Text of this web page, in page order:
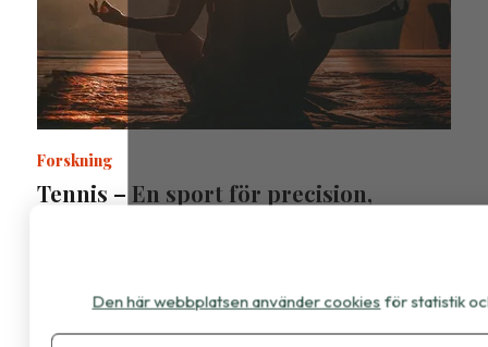
Forskning
Tennis – En sport för precision,
Den här webbplatsen använder cookies för statistik